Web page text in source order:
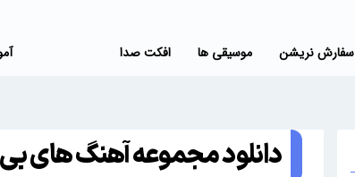
سفارش نریشن موسیقی ها افکت صدا
دانلود مجموعه آهنگ های بی